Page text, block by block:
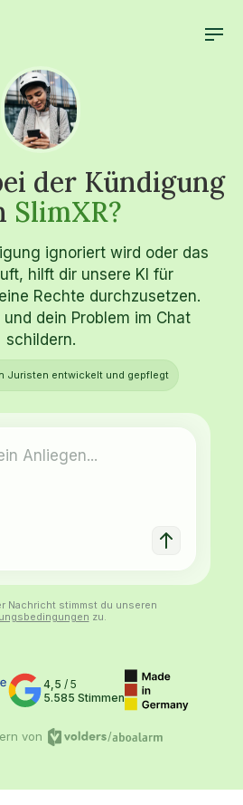
der Kündigung
SlimXR?
ignoriert wird oder das
hilft dir unsere KI für
Rechte durchzusetzen.
dein Problem im Chat
schildern.
Juristen entwickelt und gepflegt
Nachricht stimmst du unseren
zu.
4,5 / 5
5.585 Stimmen
von /